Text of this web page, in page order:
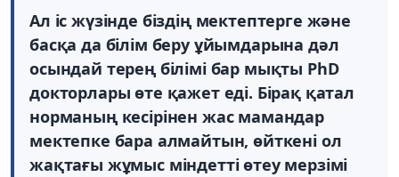
Ал іс жүзінде біздің мектептерге және
басқа да білім беру ұйымдарына дәл
осындай терең білімі бар мықты PhD
докторлары өте қажет еді. Бірақ қатал
норманың кесірінен жас мамандар
мектепке бара алмайтын, өйткені ол
жақтағы жұмыс міндетті өтеу мерзімі